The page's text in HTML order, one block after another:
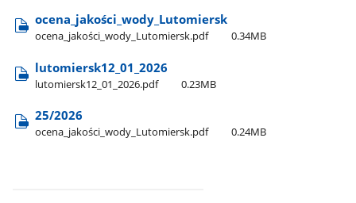
ocena​_jakości​_wody​_Lutomiersk
ocena​_jakości​_wody​_Lutomiersk.pdf 0.34MB
lutomiersk12​_01​_2026
lutomiersk12​_01​_2026.pdf 0.23MB
25/2026
ocena​_jakości​_wody​_Lutomiersk.pdf 0.24MB